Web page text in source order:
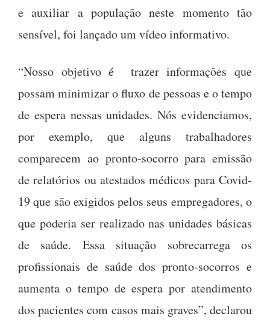
e auxiliar a população neste momento tão
sensível, foi lançado um vídeo informativo.
“Nosso objetivo é trazer informações que
possam minimizar o fluxo de pessoas e o tempo
de espera nessas unidades. Nós evidenciamos,
por exemplo, que alguns trabalhadores
comparecem ao pronto-socorro para emissão
de relatórios ou atestados médicos para Covid-
19 que são exigidos pelos seus empregadores, o
que poderia ser realizado nas unidades básicas
de saúde. Essa situação sobrecarrega os
profissionais de saúde dos pronto-socorros e
aumenta o tempo de espera por atendimento
dos pacientes com casos mais graves”, declarou